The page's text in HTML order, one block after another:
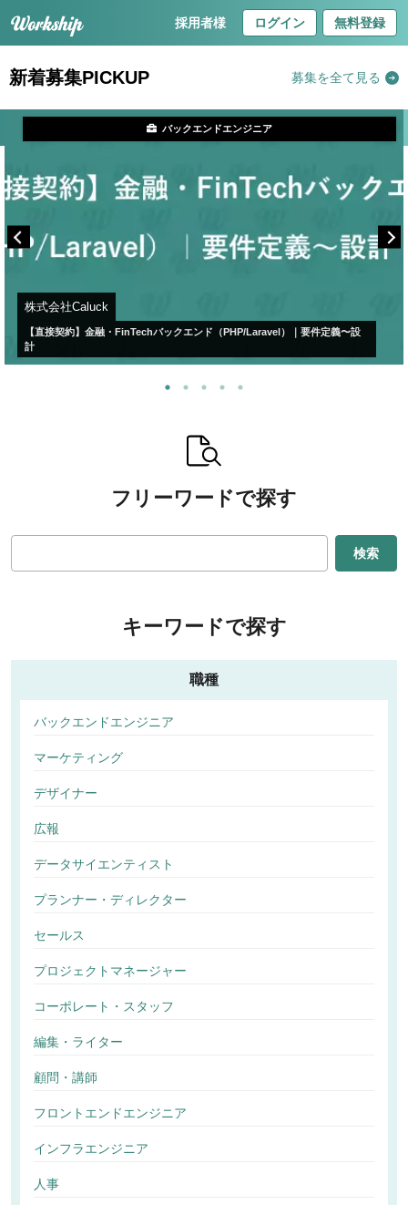
採用者様 ログイン 無料登録
新着募集PICKUP 募集を全て見る
株式会社Caluck
【直接契約】金融・FinTechバックエンド（PHP/Laravel）｜要件定義〜設
計
バックエンドエンジニア
フリーワードで探す
検索
キーワードで探す
職種
バックエンドエンジニア
マーケティング
デザイナー
広報
データサイエンティスト
プランナー・ディレクター
セールス
プロジェクトマネージャー
コーポレート・スタッフ
編集・ライター
顧問・講師
フロントエンドエンジニア
インフラエンジニア
人事